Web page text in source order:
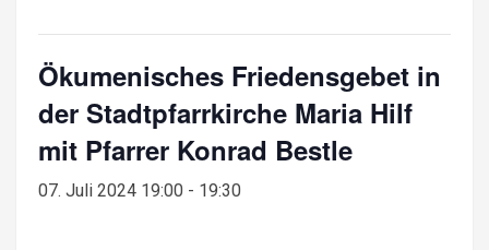
Ökumenisches Friedensgebet in
der Stadtpfarrkirche Maria Hilf
mit Pfarrer Konrad Bestle
07. Juli 2024 19:00 - 19:30